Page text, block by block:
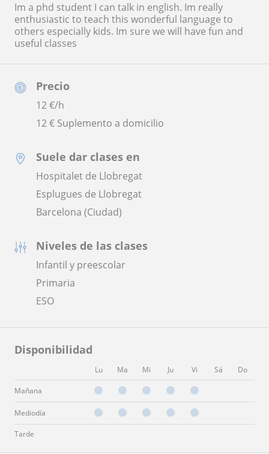
Precio
12€/h
12 € Suplemento a domicilio
Suele dar clases en
Hospitalet de Llobregat
Esplugues de Llobregat
Barcelona (Ciudad)
Niveles de las clases
Infantil y preescolar
Primaria
ESO
Disponibilidad
Lu Ma Mi Ju Vi Sá Do
Mañana
Mediodía
Tarde
Im a phd student I can talk in english. Im really
enthusiastic to teach this wonderful language to
others especially kids. Im sure we will have fun and
useful classes